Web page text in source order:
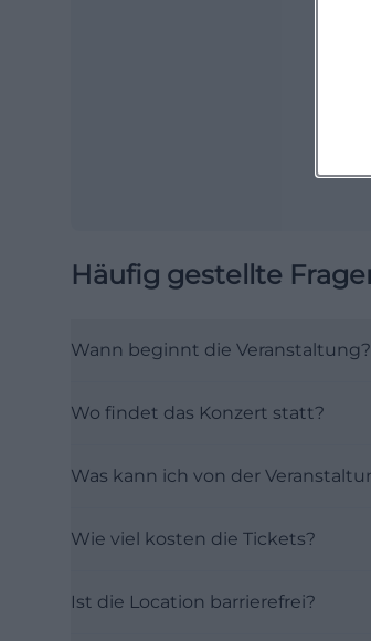
Häufig gestellte
Wann beginnt die Veranstaltung?
Wo findet das Konzert statt?
Was kann ich von der
Wie viel kosten die Tickets?
Ist die Location barrierefrei?